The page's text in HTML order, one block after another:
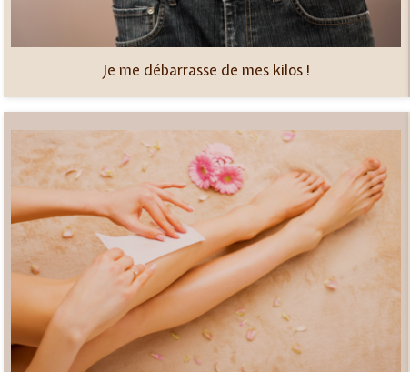
Je me débarrasse de mes kilos !